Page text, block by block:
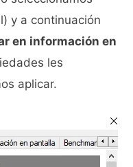
y a continuación
en información en
les
aplicar.